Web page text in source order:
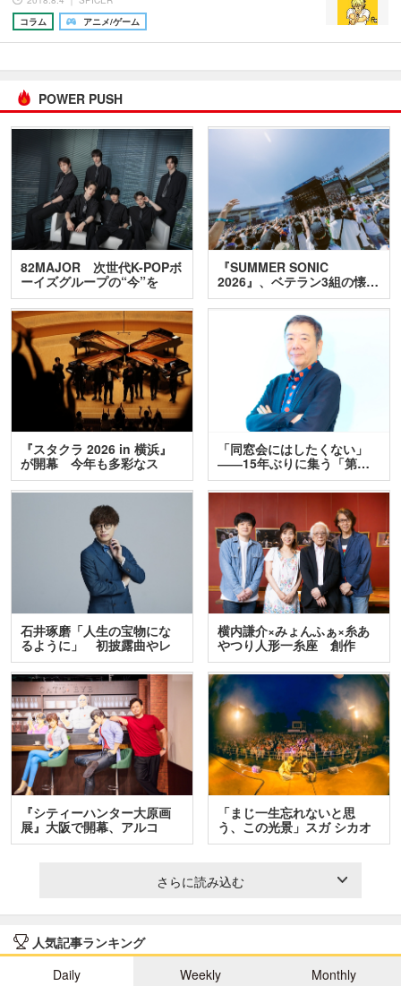
コラム
アニメ/ゲーム
POWER PUSH
82MAJOR 次世代K-POPボ
ーイズグループの“今”を
訊…
『SUMMER SONIC
2026』、ベテラン3組の懐…
『スタクラ 2026 in 横浜』
が開幕 今年も多彩なス
テ…
「同窓会にはしたくない」
――15年ぶりに集う「第…
石井琢磨「人生の宝物にな
るように」 初披露曲やレ
ア…
横内謙介×みょんふぁ×糸あ
やつり人形一糸座 創作
人…
『シティーハンター大原画
展』大阪で開幕、アルコ
＆…
「まじ一生忘れないと思
う、この光景」スガ シカオ
と…
さらに読み込む
人気記事ランキング
Daily
Weekly Monthly